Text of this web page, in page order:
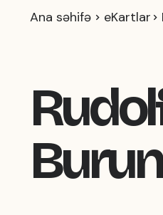
Ana səhifə eKartlar
Burun